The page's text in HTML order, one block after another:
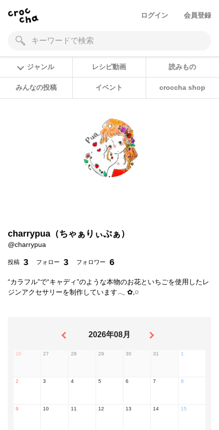
ログイン 会員登録
ジャンル レシピ動画 読みもの
みんなの投稿 イベント croccha shop
charrypua（ちゃぁりぃぷぁ）
@charrypua
投稿 3 フォロー 3 フォロワー 6
“カラフル”で“キャディ”のような本物のお花といちごを使用したレ
ジンアクセサリーを制作しています𓂃 ✿𓈒𓏸
2026年08月
26 27 28 29 30 31 1
2 3 4 5 6 7 8
9 10 11 12 13 14 15